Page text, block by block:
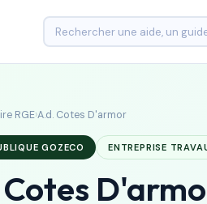
RGE›A.d. Cotes D'armor
GOZECO ENTREPRISE